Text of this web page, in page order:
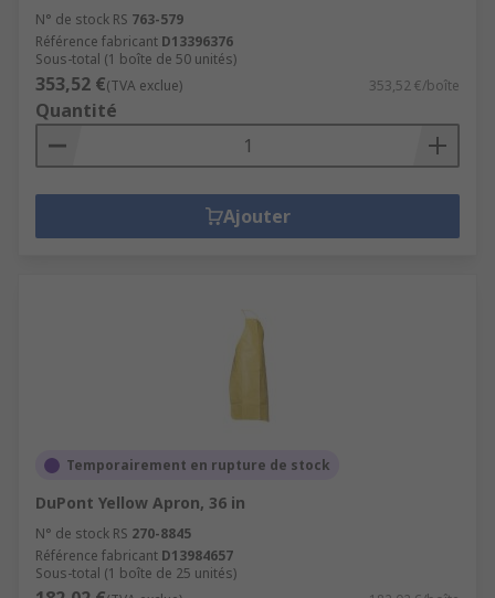
N° de stock RS 763-579
Référence fabricant D13396376
Sous-total (1 boîte de 50 unités)
353,52 €(TVA exclue) 353,52 €/boîte
Quantité
Ajouter
Temporairement en rupture de stock
DuPont Yellow Apron, 36 in
N° de stock RS 270-8845
Référence fabricant D13984657
Sous-total (1 boîte de 25 unités)